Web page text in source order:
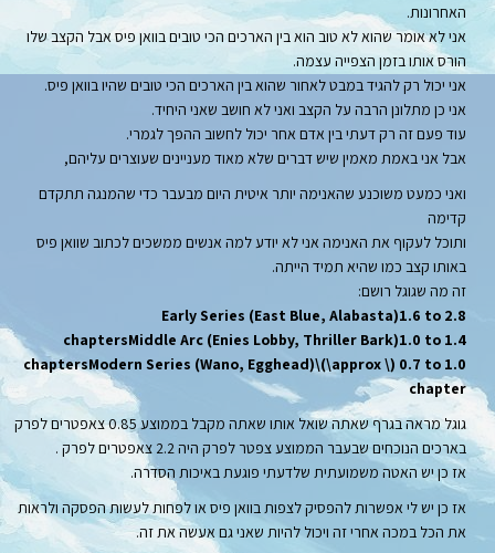
האחרונות.
אני לא אומר שהוא לא טוב הוא בין הארכים הכי טובים בוואן פיס אבל הקצב שלו
הורס אותו בזמן הצפייה עצמה.
אני יכול רק להגיד במבט לאחור שהוא בין הארכים הכי טובים שהיו בוואן פיס.
אני כן מתלונן הרבה על הקצב ואני לא חושב שאני היחיד.
עוד פעם זה רק דעתי בין אדם אחר יכול לחשוב ההפך לגמרי.
אבל אני באמת מאמין שיש דברים שלא מאוד מעניינים שעוצרים עליהם,
ואני כמעט משוכנע שהאנימה יותר איטית היום מבעבר כדי שהמנגה תתקדם
קדימה
ותוכל לעקוף את האנימה אני לא יודע למה אנשים ממשכים לכתוב שוואן פיס
באותו קצב כמו שהיא תמיד הייתה.
זה מה שגוגל רושם:
Early Series (East Blue, Alabasta)1.6 to 2.8
chaptersMiddle Arc (Enies Lobby, Thriller Bark)1.0 to 1.4
chaptersModern Series (Wano, Egghead)\(\approx \) 0.7 to 1.0
chapter
גוגל מראה בגרף שאתה שואל אותו שאתה מקבל בממוצע 0.85 צאפטרים לפרק
בארכים הנוכחים שבעבר הממוצע צפטר לפרק היה 2.2 צאפטרים לפרק .
אז כן יש האטה משמועתית שלדעתי פוגעת באיכות הסדרה.
אז כן יש לי אפשרות להפסיק לצפות בוואן פיס או לפחות לעשות הפסקה ולראות
את הכל במכה אחרי זה ויכול להיות שאני גם אעשה את זה.